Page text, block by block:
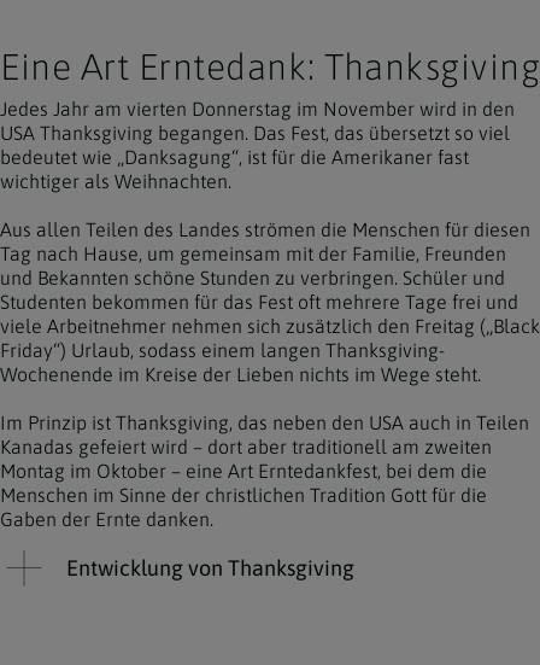
Eine Art Erntedank: Thanksgiving
Jedes Jahr am vierten Donnerstag im November wird in den
USA Thanksgiving begangen. Das Fest, das übersetzt so viel
bedeutet wie „Danksagung“, ist für die Amerikaner fast
wichtiger als Weihnachten.
Aus allen Teilen des Landes strömen die Menschen für diesen
Tag nach Hause, um gemeinsam mit der Familie, Freunden
und Bekannten schöne Stunden zu verbringen. Schüler und
Studenten bekommen für das Fest oft mehrere Tage frei und
viele Arbeitnehmer nehmen sich zusätzlich den Freitag („Black
Friday“) Urlaub, sodass einem langen Thanksgiving-
Wochenende im Kreise der Lieben nichts im Wege steht.
Im Prinzip ist Thanksgiving, das neben den USA auch in Teilen
Kanadas gefeiert wird – dort aber traditionell am zweiten
Montag im Oktober – eine Art Erntedankfest, bei dem die
Menschen im Sinne der christlichen Tradition Gott für die
Gaben der Ernte danken.
Entwicklung von Thanksgiving